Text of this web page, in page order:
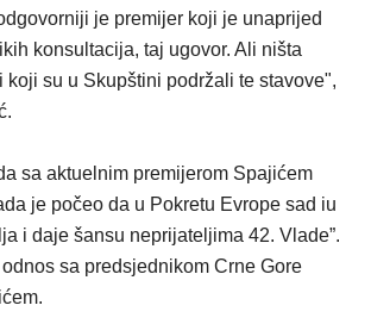
je premijer koji je unaprijed
konsultacija, taj ugovor. Ali ništa
koji su u Skupštini podržali te stavove",
sa aktuelnim premijerom Spajićem
je počeo da u Pokretu Evrope sad iu
i daje šansu neprijateljima 42. Vlade”.
sa predsjednikom Crne Gore